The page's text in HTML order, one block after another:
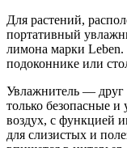
Для растений,
портативный
лимона марки Leben.
подоконнике или
Увлажнитель — друг
только безопасные
воздух, с функцией
для слизистых и